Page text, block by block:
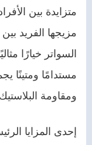
متزايدة بين
مزيجها الفريد
السواتر خيارًا
مستدامًا ومتينًا
ومقاومة
إحدى المزايا